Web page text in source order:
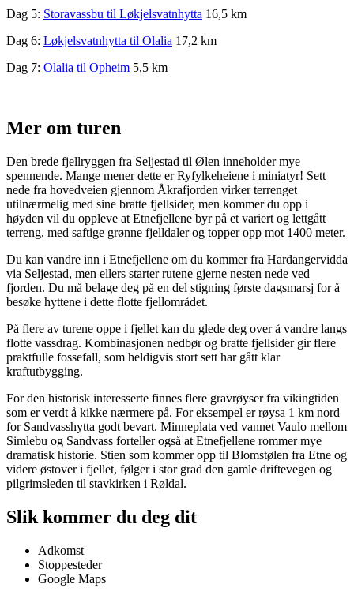
Dag 5: Storavassbu til Løkjelsvatnhytta 16,5 km
Dag 6: Løkjelsvatnhytta til Olalia 17,2 km
Dag 7: Olalia til Opheim 5,5 km
Mer om turen
Den brede fjellryggen fra Seljestad til Ølen inneholder mye
spennende. Mange mener dette er Ryfylkeheiene i miniatyr! Sett
nede fra hovedveien gjennom Åkrafjorden virker terrenget
utilnærmelig med sine bratte fjellsider, men kommer du opp i
høyden vil du oppleve at Etnefjellene byr på et variert og lettgått
terreng, med saftige grønne fjelldaler og topper opp mot 1400 meter.
Du kan vandre inn i Etnefjellene om du kommer fra Hardangervidda
via Seljestad, men ellers starter rutene gjerne nesten nede ved
fjorden. Du må belage deg på en del stigning første dagsmarsj for å
besøke hyttene i dette flotte fjellområdet.
På flere av turene oppe i fjellet kan du glede deg over å vandre langs
flotte vassdrag. Kombinasjonen nedbør og bratte fjellsider gir flere
praktfulle fossefall, som heldigvis stort sett har gått klar
kraftutbygging.
For den historisk interesserte finnes flere gravrøyser fra vikingtiden
som er verdt å kikke nærmere på. For eksempel er røysa 1 km nord
for Sandvasshytta godt bevart. Minneplata ved vannet Vaulo mellom
Simlebu og Sandvass forteller også at Etnefjellene rommer mye
dramatisk historie. Stien som kommer opp til Blomstølen fra Etne og
videre østover i fjellet, følger i stor grad den gamle driftevegen og
pilgrimsleden til stavkirken i Røldal.
Slik kommer du deg dit
Adkomst
Stoppesteder
Google Maps